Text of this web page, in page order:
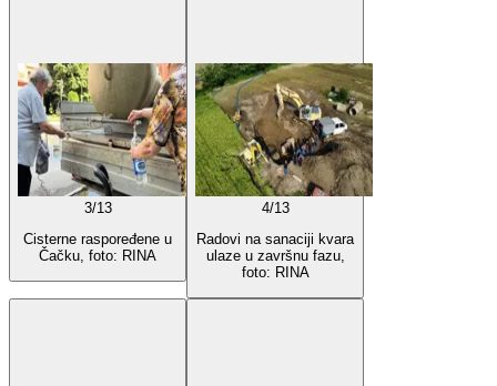
3/13
Cisterne raspoređene u
Čačku, foto: RINA
4/13
Radovi na sanaciji kvara
ulaze u završnu fazu,
foto: RINA